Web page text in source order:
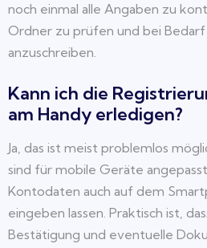
noch einmal alle Angaben zu
Ordner zu prüfen und bei
anzuschreiben.
Kann ich die
am Handy erledigen?
Ja, das ist meist problemlos
sind für mobile Geräte
Kontodaten auch auf dem
eingeben lassen. Praktisch ist,
Bestätigung und eventuelle